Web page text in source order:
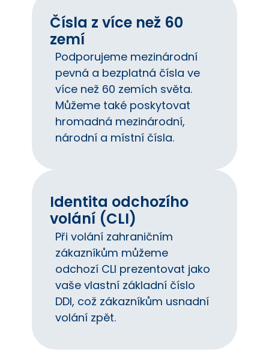
Čísla z více než 60
zemí
Podporujeme mezinárodní
pevná a bezplatná čísla ve
více než 60 zemích světa.
Můžeme také poskytovat
hromadná mezinárodní,
národní a místní čísla.
Identita odchozího
volání (CLI)
Při volání zahraničním
zákazníkům můžeme
odchozí CLI prezentovat jako
vaše vlastní základní číslo
DDI, což zákazníkům usnadní
volání zpět.